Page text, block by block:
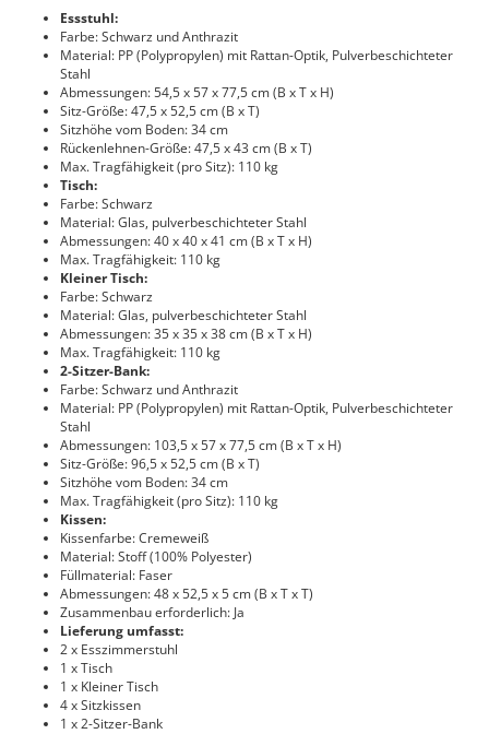
Essstuhl:
Farbe: Schwarz und Anthrazit
Material: PP (Polypropylen) mit Rattan-Optik, Pulverbeschichteter
Stahl
Abmessungen: 54,5 x 57 x 77,5 cm (B x T x H)
Sitz-Größe: 47,5 x 52,5 cm (B x T)
Sitzhöhe vom Boden: 34 cm
Rückenlehnen-Größe: 47,5 x 43 cm (B x T)
Max. Tragfähigkeit (pro Sitz): 110 kg
Tisch:
Farbe: Schwarz
Material: Glas, pulverbeschichteter Stahl
Abmessungen: 40 x 40 x 41 cm (B x T x H)
Max. Tragfähigkeit: 110 kg
Kleiner Tisch:
Farbe: Schwarz
Material: Glas, pulverbeschichteter Stahl
Abmessungen: 35 x 35 x 38 cm (B x T x H)
Max. Tragfähigkeit: 110 kg
2-Sitzer-Bank:
Farbe: Schwarz und Anthrazit
Material: PP (Polypropylen) mit Rattan-Optik, Pulverbeschichteter
Stahl
Abmessungen: 103,5 x 57 x 77,5 cm (B x T x H)
Sitz-Größe: 96,5 x 52,5 cm (B x T)
Sitzhöhe vom Boden: 34 cm
Max. Tragfähigkeit (pro Sitz): 110 kg
Kissen:
Kissenfarbe: Cremeweiß
Material: Stoff (100% Polyester)
Füllmaterial: Faser
Abmessungen: 48 x 52,5 x 5 cm (B x T x T)
Zusammenbau erforderlich: Ja
Lieferung umfasst:
2 x Esszimmerstuhl
1 x Tisch
1 x Kleiner Tisch
4 x Sitzkissen
1 x 2-Sitzer-Bank